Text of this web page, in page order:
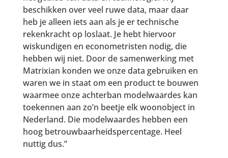
beschikken over veel ruwe data, maar daar
heb je alleen iets aan als je er technische
rekenkracht op loslaat. Je hebt hiervoor
wiskundigen en econometristen nodig, die
hebben wij niet. Door de samenwerking met
Matrixian konden we onze data gebruiken en
waren we in staat om een product te bouwen
waarmee onze achterban modelwaardes kan
toekennen aan zo’n beetje elk woonobject in
Nederland. Die modelwaardes hebben een
hoog betrouwbaarheidspercentage. Heel
nuttig dus.”